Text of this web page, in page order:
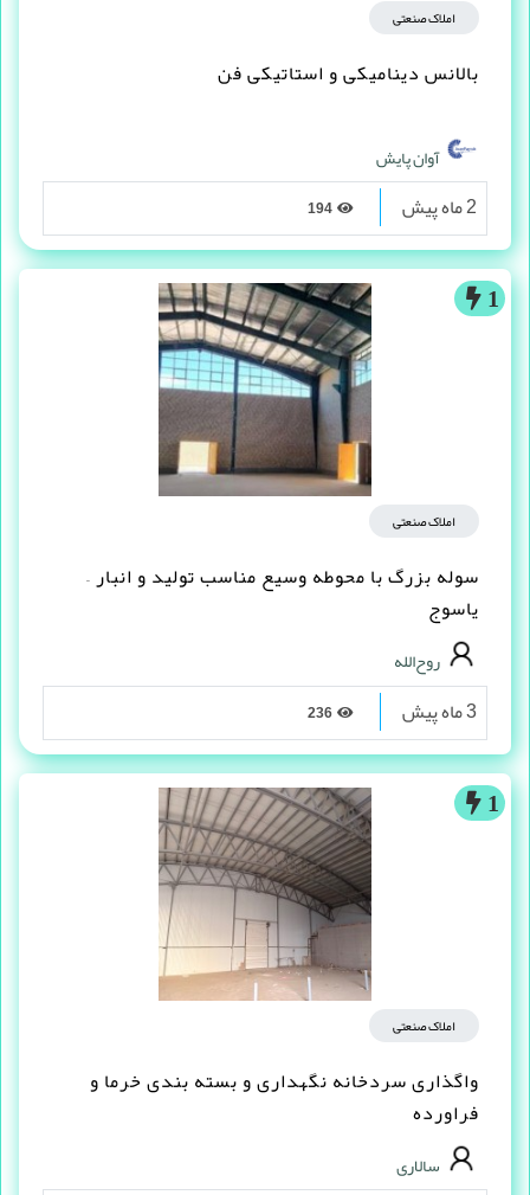
املاک صنعتی
بالانس دینامیکی و استاتیکی فن
آوان پایش
2 ماه پیش
1
املاک صنعتی
سوله بزرگ با محوطه وسیع مناسب تولید و انبار –
یاسوج
روح‌الله
3 ماه پیش
1
املاک صنعتی
واگذاری سردخانه نگهداری و بسته بندی خرما و
فراورده
سالاری